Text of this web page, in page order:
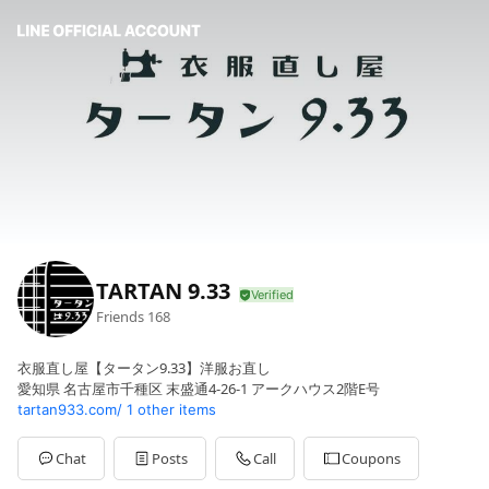
TARTAN 9.33
Friends 168
衣服直し屋【タータン9.33】洋服お直し
愛知県 名古屋市千種区 末盛通4-26-1 アークハウス2階E号
tartan933.com/ 1 other items
Chat Posts Call Coupons